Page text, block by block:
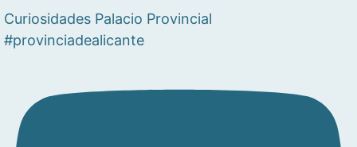
Curiosidades Palacio Provincial
#provinciadealicante